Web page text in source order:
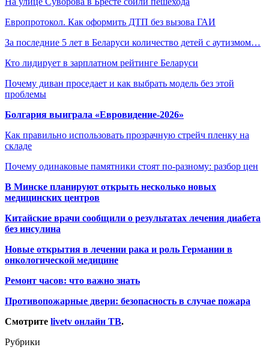
Европротокол. Как оформить ДТП без вызова ГАИ
За последние 5 лет в Беларуси количество детей с аутизмом…
Кто лидирует в зарплатном рейтинге Беларуси
Почему диван проседает и как выбрать модель без этой
проблемы
Болгария выиграла «Евровидение-2026»
Как правильно использовать прозрачную стрейч пленку на
складе
Почему одинаковые памятники стоят по-разному: разбор цен
В Минске планируют открыть несколько новых
медицинских центров
Китайские врачи сообщили о результатах лечения диабета
без инсулина
Новые открытия в лечении рака и роль Германии в
онкологической медицине
Ремонт часов: что важно знать
Противопожарные двери: безопасность в случае пожара
Смотрите livetv онлайн ТВ.
Рубрики